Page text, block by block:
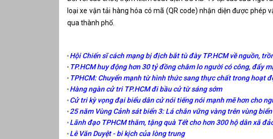
loại xe vận tải hàng hóa có mã (QR code) nhận diện được phép
qua thành phố.
Hội Chiến sĩ cách mạng bị địch bắt tù đày TP.HCM về nguồn,
TP.HCM huy động hơn 30 tỷ đồng chăm lo người có công, đẩy
TPHCM: Chuyển mạnh từ hình thức sang thực chất trong hoạt
Hàng ngàn cử tri TP.HCM đi bầu cử từ sáng sớm
Cử tri kỳ vọng đại biểu dân cử nói tiếng nói mạnh mẽ hơn cho
25 năm Vùng Cảnh sát biển 3: Lá chắn vững vàng trên vùng
Lãnh đạo TPHCM thăm, tặng quà Tết cho hơn 300 hộ dân xã
Lê Văn Duyệt - bi kịch của lòng trung